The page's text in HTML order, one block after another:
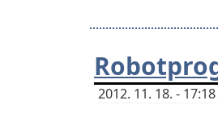
2012. 11. 18. -